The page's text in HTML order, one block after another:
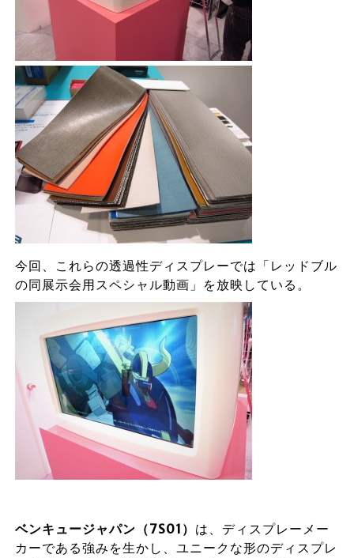
今回、これらの透過性ディスプレーでは「レッドブル
の同展示会用スペシャル動画」を放映している。
ベンキュージャパン（7S01 ） は、ディスプレーメー
カーである強みを生かし、ユニークな形のディスプレ